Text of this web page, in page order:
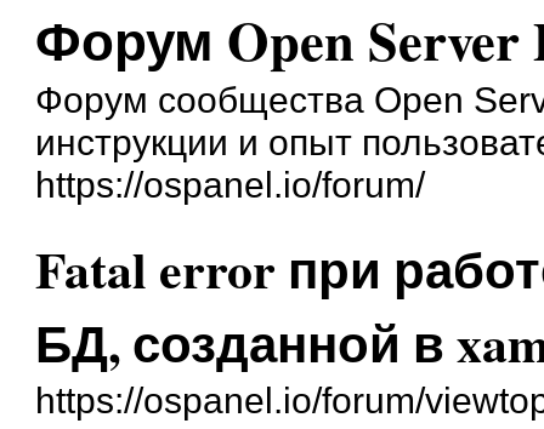
Форум Open Server
Форум сообщества Open
инструкции и опыт
https://ospanel.io/forum/
Fatal error при
БД, созданной в
https://ospanel.io/forum/